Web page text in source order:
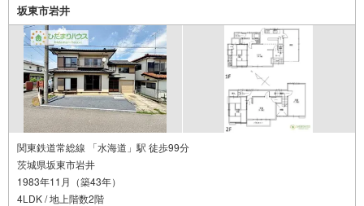
せ＆現地解散できます。■平日のご見学希望大歓迎です！取
手市ゆめみ野5丁目 中古戸建 新取手駅（徒歩11分） 高
井小学校（徒歩8分） 永山中学校（徒歩27分）
坂東市岩井
関東鉄道常総線 「水海道」駅 徒歩99分
茨城県坂東市岩井
1983年11月（築43年）
4LDK / 地上階数2階